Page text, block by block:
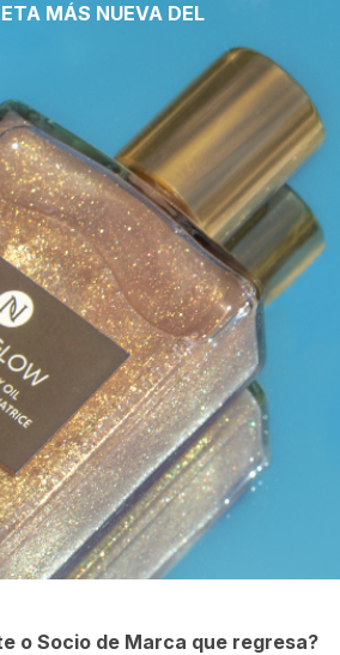
MÁS NUEVA DEL
o Socio de Marca que regresa?